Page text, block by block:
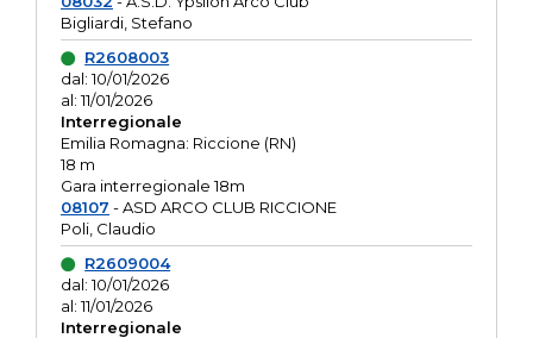
Bigliardi, Stefano
R2608003
dal: 10/01/2026
al: 11/01/2026
Interregionale
Emilia Romagna: Riccione (RN)
18 m
Gara interregionale 18m
08107 - ASD ARCO CLUB RICCIONE
Poli, Claudio
R2609004
dal: 10/01/2026
al: 11/01/2026
Interregionale